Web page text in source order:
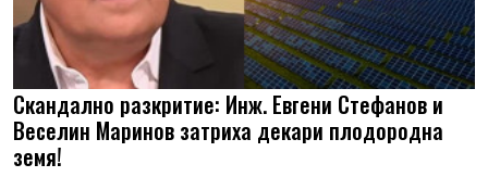
Скандално разкритие: Инж. Евгени Стефанов и
Веселин Маринов затриха декари плодородна
земя!